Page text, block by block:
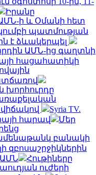
Իրանը
ի և Օմանի հետ
պատմության
է ձևակերպել
ԱՄՆ-ից գաղտնի
հացահատիկի
խորհուրդը
Syria TV.
հարավ
Մեր
բանակի
զբոսաշրջիկներին
ԱՄՆ
Հութիները
ուժերի